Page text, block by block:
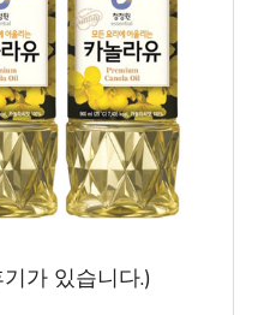
가 있습니다.)